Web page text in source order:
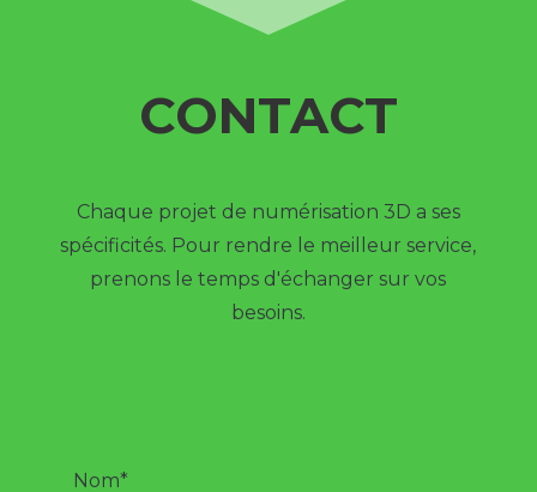
CONTACT
Chaque projet de numérisation 3D a ses
spécificités. Pour rendre le meilleur service,
prenons le temps d'échanger sur vos
besoins.